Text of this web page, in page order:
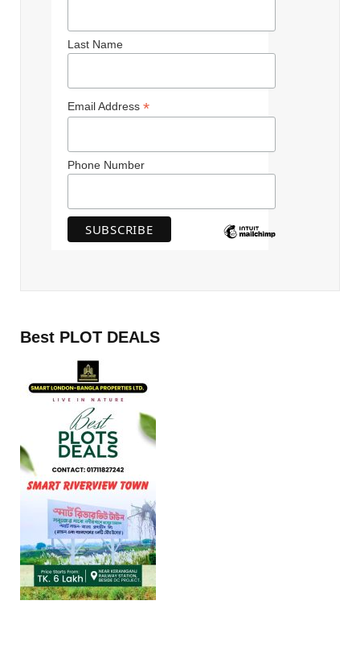
Last Name
Email Address *
Phone Number
Best PLOT DEALS